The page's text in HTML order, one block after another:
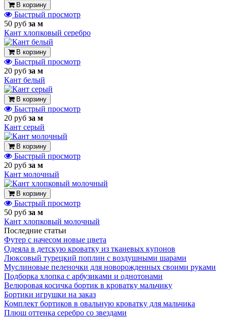
В корзину
Быстрый просмотр
50 руб за м
Кант хлопковый серебро
В корзину
Быстрый просмотр
20 руб за м
Кант белый
В корзину
Быстрый просмотр
20 руб за м
Кант серый
В корзину
Быстрый просмотр
20 руб за м
Кант молочный
В корзину
Быстрый просмотр
50 руб за м
Кант хлопковый молочный
Последние статьи
Футер с начесом новые цвета
Одеяла в детскую кроватку из тканевых купонов
Люксовый турецкий поплин с воздушными шарами
Муслиновые пеленочки для новорожденных своими руками
Подборка хлопка с арбузиками и однотонами
Велюровая косичка бортик в кроватку мальчику
Бортики игрушки на заказ
Комплект бортиков в овальную кроватку для мальчика
Плюш оттенка серебро со звездами